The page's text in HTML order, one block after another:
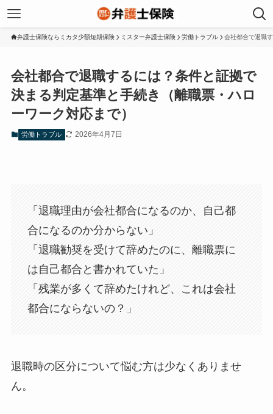
弁護士保険ならミカタ少額短期保険 ミスター弁護士保険 労働トラブル 会社都合で退職
会社都合で退職するには？条件と証拠で
決まる判定基準と手続き（離職票・ハロ
ーワーク対応まで）
労働トラブル 2026年4月7日
「退職理由が会社都合になるのか、自己都
合になるのか分からない」
「退職勧奨を受けて辞めたのに、離職票に
は自己都合と書かれていた」
「残業が多くて辞めたけれど、これは会社
都合にならないの？」
退職時の区分について悩む方は少なくありませ
ん。